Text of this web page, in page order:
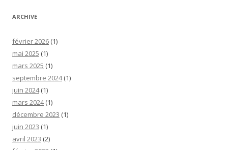
ARCHIVE
février 2026 (1)
mai 2025 (1)
mars 2025 (1)
septembre 2024(1)
juin 2024(1)
mars 2024(1)
décembre 2023 (1)
juin 2023 (1)
avril 2023 (2)